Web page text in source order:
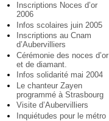
Inscriptions Noces d’or
2006
Infos scolaires juin 2005
Inscriptions au Cnam
d’Aubervilliers
Cérémonie des noces d’or
et de diamant.
Infos solidarité mai 2004
Le chanteur Zayen
programmé à Strasbourg
Visite d’Aubervilliers
Inquiétudes pour le métro